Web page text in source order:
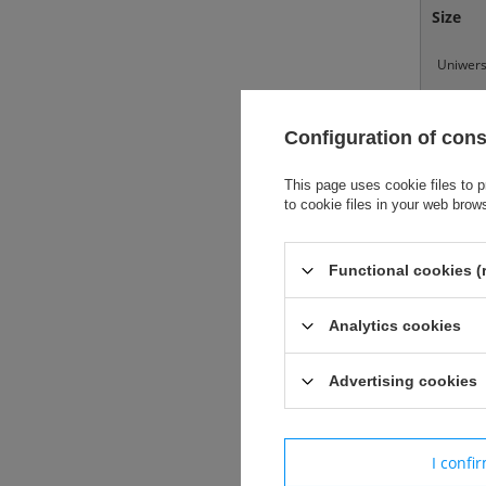
Size
Dla
360''
CT
D-FLEX
Configuration of
This page uses cookie files to
to cookie files in your web
Functional cookies
Analytics cookies
Advertising cookies
I